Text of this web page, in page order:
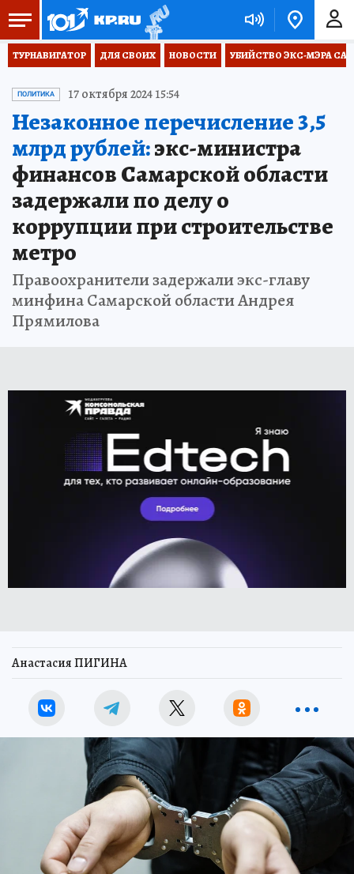
ТУРНАВИГАТОР ДЛЯ СВОИХ НОВОСТИ УБИЙСТВО ЭКС-МЭРА
ПОЛИТИКА 17 октября 2024 15:54
Незаконное перечисление 3,5
млрд рублей:экс-министра
финансов Самарской области
задержали по делу о
коррупции при строительстве
метро
Правоохранители задержали экс-главу
минфина Самарской области Андрея
Прямилова
Анастасия ПИГИНА